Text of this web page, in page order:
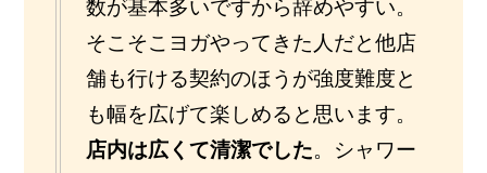
数が基本多いですから辞めやすい。
そこそこヨガやってきた人だと他店
舗も行ける契約のほうが強度難度と
も幅を広げて楽しめると思います。
店内は広くて清潔でした。シャワー